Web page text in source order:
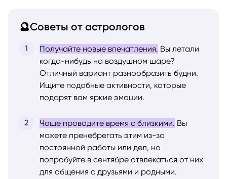
🔮Советы от астрологов
Получайте новые впечатления. Вы летали
когда-нибудь на воздушном шаре?
Отличный вариант разнообразить будни.
Ищите подобные активности, которые
подарят вам яркие эмоции.
Чаще проводите время с близкими. Вы
можете пренебрегать этим из-за
постоянной работы или дел, но
попробуйте в сентябре отвлекаться от них
для общения с друзьями и родными.